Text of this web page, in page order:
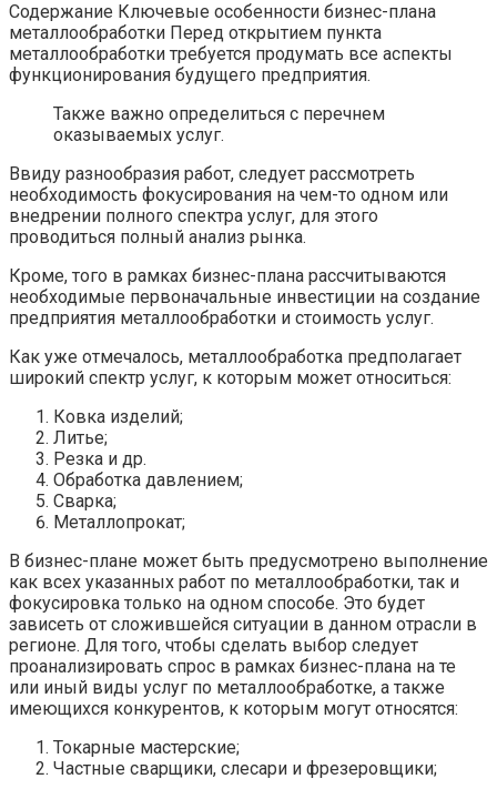
Содержание Ключевые особенности бизнес-плана
металлообработки Перед открытием пункта
металлообработки требуется продумать все аспекты
функционирования будущего предприятия.
Также важно определиться с перечнем
оказываемых услуг.
Ввиду разнообразия работ, следует рассмотреть
необходимость фокусирования на чем-то одном или
внедрении полного спектра услуг, для этого
проводиться полный анализ рынка.
Кроме, того в рамках бизнес-плана рассчитываются
необходимые первоначальные инвестиции на создание
предприятия металлообработки и стоимость услуг.
Как уже отмечалось, металлообработка предполагает
широкий спектр услуг, к которым может относиться:
Ковка изделий;
Литье;
Резка и др.
Обработка давлением;
Сварка;
Металлопрокат;
В бизнес-плане может быть предусмотрено выполнение
как всех указанных работ по металлообработки, так и
фокусировка только на одном способе. Это будет
зависеть от сложившейся ситуации в данном отрасли в
регионе. Для того, чтобы сделать выбор следует
проанализировать спрос в рамках бизнес-плана на те
или иный виды услуг по металлообработке, а также
имеющихся конкурентов, к которым могут относятся:
Токарные мастерские;
Частные сварщики, слесари и фрезеровщики;